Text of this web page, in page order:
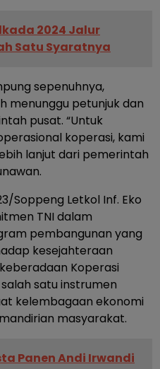
2024 Jalur
Satu Syaratnya
sepenuhnya,
menunggu petunjuk dan
pusat. “Untuk
koperasi, kami
lanjut dari pemerintah
Soppeng Letkol Inf. Eko
TNI dalam
pembangunan yang
kesejahteraan
Koperasi
satu instrumen
kelembagaan ekonomi
masyarakat.
Panen Andi Irwandi